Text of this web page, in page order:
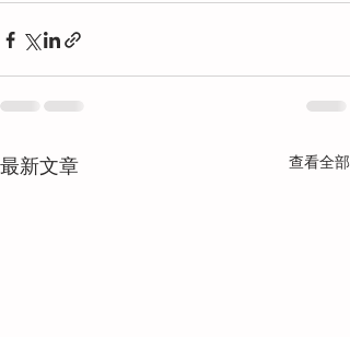
最新文章 查看全部